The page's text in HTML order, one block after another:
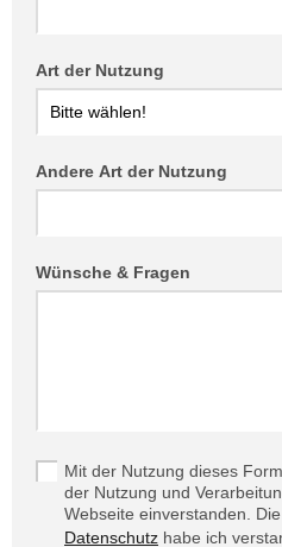
Art der Nutzung
Andere Art der Nutzung
Wünsche & Fragen
Mit der Nutzung dieses
der Nutzung und
Webseite einverstanden.
Datenschutz habe ich